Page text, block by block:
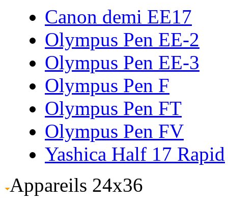
Canon demi EE17
Olympus Pen EE-2
Olympus Pen EE-3
Olympus Pen F
Olympus Pen FT
Olympus Pen FV
Yashica Half 17 Rapid
Appareils 24x36